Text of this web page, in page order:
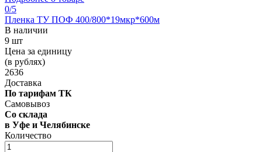
0/5
Пленка ТУ ПОФ 400/800*19мкр*600м
В наличии
9 шт
Цена за единицу
(в рублях)
2636
Доставка
По тарифам ТК
Самовывоз
Со склада
в Уфе и Челябинске
Количество